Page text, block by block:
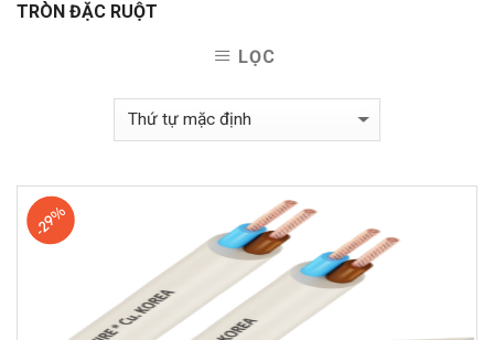
TRÒN ĐẶC RUỘT
LỌC
-29%